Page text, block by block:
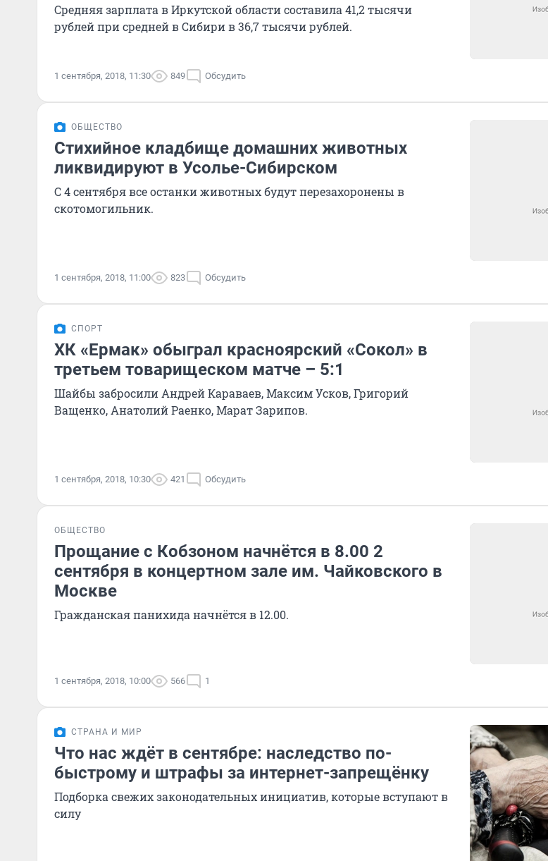
Средняя зарплата в Иркутской области составила 41,2 тысячи
рублей при средней в Сибири в 36,7 тысячи рублей.
1 сентября, 2018, 11:30 849 Обсудить
ОБЩЕСТВО
Стихийное кладбище домашних животных
ликвидируют в Усолье-Сибирском
С 4 сентября все останки животных будут перезахоронены в
скотомогильник.
1 сентября, 2018, 11:00 823 Обсудить
СПОРТ
ХК «Ермак» обыграл красноярский «Сокол» в
третьем товарищеском матче – 5:1
Шайбы забросили Андрей Караваев, Максим Усков, Григорий
Ващенко, Анатолий Раенко, Марат Зарипов.
1 сентября, 2018, 10:30 421 Обсудить
ОБЩЕСТВО
Прощание с Кобзоном начнётся в 8.00 2
сентября в концертном зале им. Чайковского в
Москве
Гражданская панихида начнётся в 12.00.
1 сентября, 2018, 10:00 566 1
СТРАНА И МИР
Что нас ждёт в сентябре: наследство по-
быстрому и штрафы за интернет-запрещёнку
Подборка свежих законодательных инициатив, которые вступают в
силу